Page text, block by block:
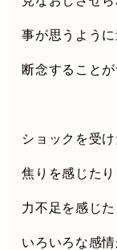
事が思うよう
断念すること
ショックを受け
焦りを感じたり
力不足を感じた
いろいろな感